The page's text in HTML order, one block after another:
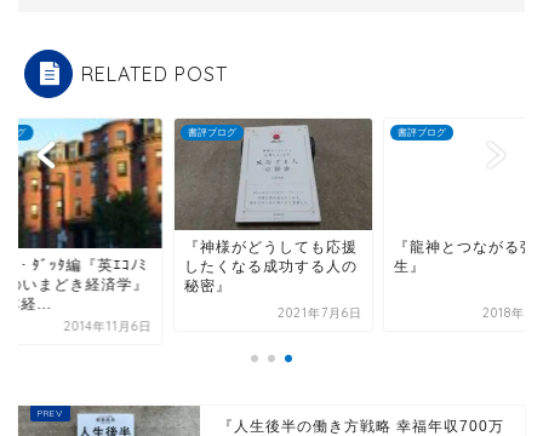
RELATED POST
ログ
ﾄ・ﾀﾞｯﾀ編『英ｴｺﾉﾐ
のいまどき経済学』
経...
2014年11月6日
書評ブログ
『神様がどうしても応援
したくなる成功する人の
秘密』
2021年7月6日
書評ブログ
『人生後半の働き方戦略 幸福年収700万